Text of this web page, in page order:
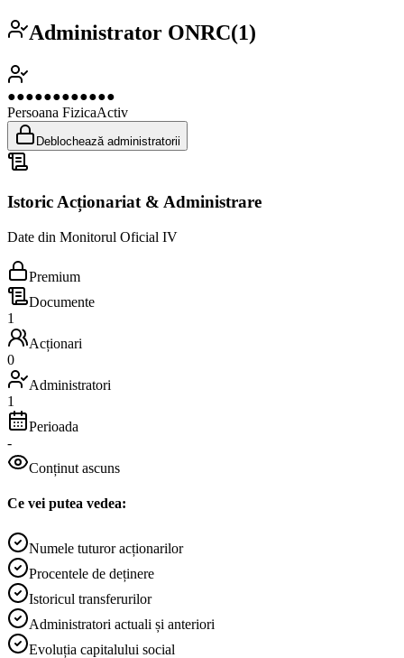
Administrator ONRC(1)
●●●●●●●●●●●●
Persoana FizicaActiv
Deblochează administratorii
Istoric Acționariat & Administrare
Date din Monitorul Oficial IV
Premium
Documente
1
Acționari
0
Administratori
1
Perioada
-
Conținut ascuns
Ce vei putea vedea:
Numele tuturor acționarilor
Procentele de deținere
Istoricul transferurilor
Administratori actuali și anteriori
Evoluția capitalului social